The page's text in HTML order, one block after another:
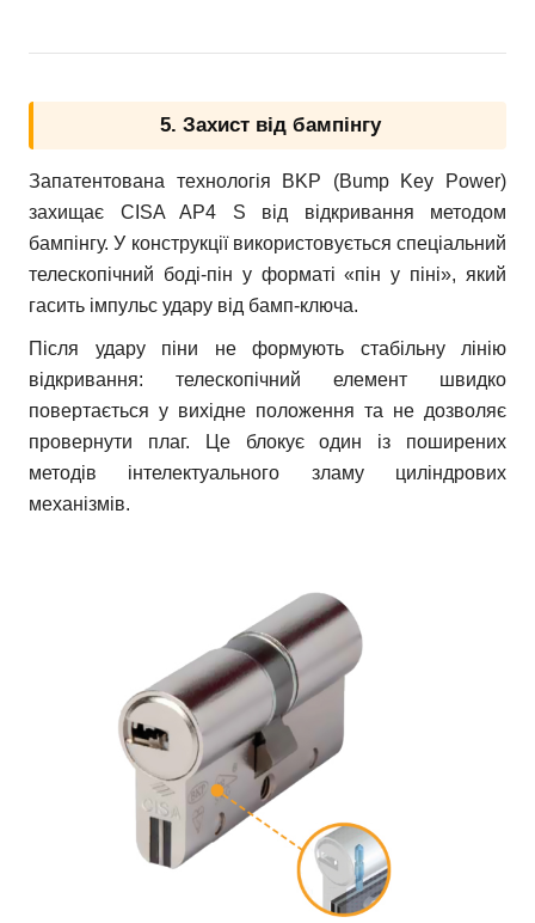
5. Захист від бампінгу
Запатентована технологія BKP (Bump Key Power)
захищає CISA AP4 S від відкривання методом
бампінгу. У конструкції використовується спеціальний
телескопічний боді-пін у форматі «пін у піні», який
гасить імпульс удару від бамп-ключа.
Після удару піни не формують стабільну лінію
відкривання: телескопічний елемент швидко
повертається у вихідне положення та не дозволяє
провернути плаг. Це блокує один із поширених
методів інтелектуального зламу циліндрових
механізмів.